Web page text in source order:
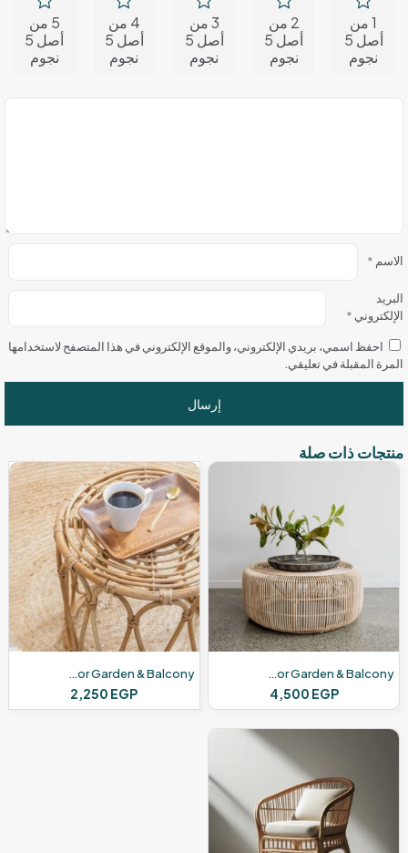
1 من
أصل 5
نجوم
2 من
أصل 5
نجوم
3 من
أصل 5
نجوم
4 من
أصل 5
نجوم
5 من
أصل 5
نجوم
الاسم *
البريد
الإلكتروني *
احفظ اسمي، بريدي الإلكتروني، والموقع الإلكتروني في هذا المتصفح لاستخدامها
المرة المقبلة في تعليقي.
منتجات ذات صلة
Modern Bamboo Table – For Outdoor Garden & Balcony
4,500 EGP
Modern Bamboo Table – For Outdoor Garden & Balcony
2,250 EGP